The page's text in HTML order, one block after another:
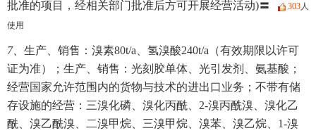
批准的项目，经相关部门批准后方可开展经营活动)〓 303人
使用
7、 生产、销售：溴素80t/a、氢溴酸240t/a（有效期限以许可
证为准）；生产、销售：光刻胶单体、光引发剂、氨基酸；
经营国家允许范围内的货物与技术的进出口业务；不带有储
存设施的经营：三溴化磷、溴化丙酰、2-溴丙酰溴、溴化乙
酰、溴乙酰溴、二溴甲烷、三溴甲烷、溴苯、溴乙烷、1-溴